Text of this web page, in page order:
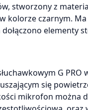
stworzony z
kolorze czarnym.
elementy
G PRO
się
mikrofon można